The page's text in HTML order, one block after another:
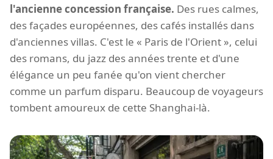
l'ancienne concession française. Des rues calmes,
des façades européennes, des cafés installés dans
d'anciennes villas. C'est le « Paris de l'Orient », celui
des romans, du jazz des années trente et d'une
élégance un peu fanée qu'on vient chercher
comme un parfum disparu. Beaucoup de voyageurs
tombent amoureux de cette Shanghai-là.